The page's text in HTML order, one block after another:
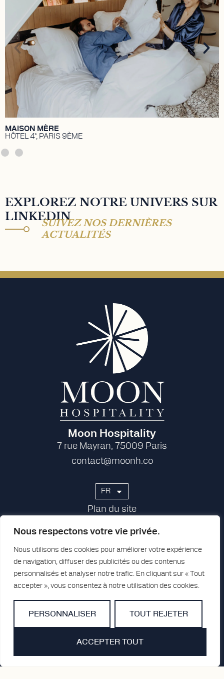
Nous respectons votre vie privée.
Nous utilisons des cookies pour améliorer votre expérience
de navigation, diffuser des publicités ou des contenus
personnalisés et analyser notre trafic. En cliquant sur « Tout
accepter », vous consentez à notre utilisation des cookies.
PERSONNALISER TOUT REJETER
ACCEPTER TOUT
Hôtel 4* niché en plein cœur du 9ème
arrondissement de Paris. Lieu de vie, bar à cocktail,
coworking café et ruche artistique. Propriété
détenue par TK investissements, détenue par Aziz
Temimi et Walid Temimi.
DÉCOUVRIR
MAISON MÈRE
HÔTEL 4*, PARIS 9ÈME
EXPLOREZ NOTRE UNIVERS SUR
LINKEDINSUIVEZ NOS DERNIÈRES
ACTUALITÉS
Moon Hospitality
7 rue Mayran, 75009 Paris
contact@moonh.co
FR
Plan du site
Groupe
Carrières